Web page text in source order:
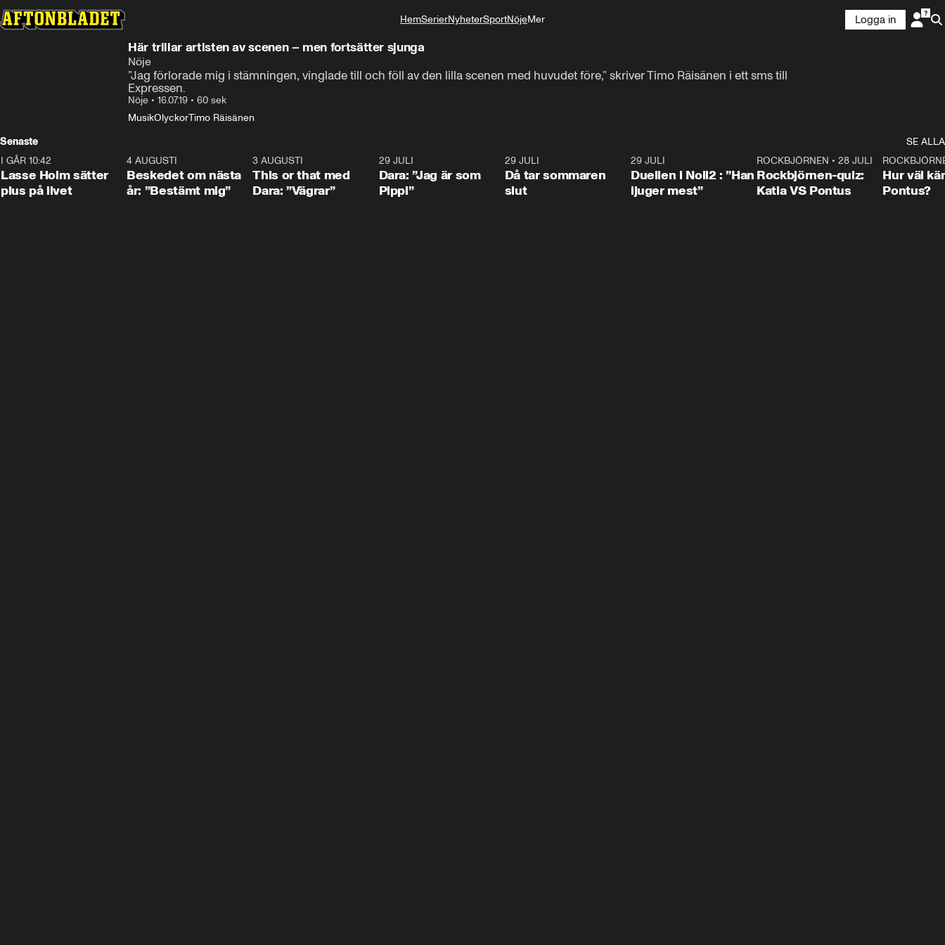
HemSerierNyheterSportNöjeMer
Logga in
Här trillar artisten av scenen – men fortsätter sjunga
Nöje
”Jag förlorade mig i stämningen, vinglade till och föll av den lilla scenen med huvudet före,” skriver Timo Räisänen i ett sms till
Expressen.
Nöje • 16.07.19 • 60 sek
MusikOlyckorTimo Räisänen
Senaste
SE ALLA
1:04
I GÅR 10:42
Lasse Holm sätter
plus på livet
0:24
4 AUGUSTI
Beskedet om nästa
år: ”Bestämt mig”
3 AUGUSTI
This or that med
Dara: ”Vägrar”
29 JULI
Dara: ”Jag är som
Pippi”
29 JULI
Då tar sommaren
slut
29 JULI
Duellen i Noll2 : ”Han
ljuger mest”
0:15
ROCKBJÖRNEN •28 JULI
Rockbjörnen-quiz:
Katia VS Pontus
Hur väl
Pontus?